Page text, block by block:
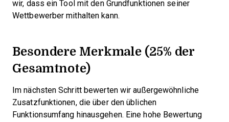
wir, dass ein Tool mit den Grundfunktionen seiner
Wettbewerber mithalten kann.
Besondere Merkmale (25% der
Gesamtnote)
Im nächsten Schritt bewerten wir außergewöhnliche
Zusatzfunktionen, die über den üblichen
Funktionsumfang hinausgehen. Eine hohe Bewertung